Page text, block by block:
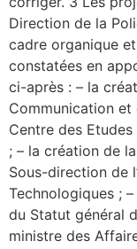
Direction de la
cadre organique
constatées en
ci-après : – la
Communication et
Centre des
; – la création de
Sous-direction de
Technologiques ;
du Statut général
ministre des